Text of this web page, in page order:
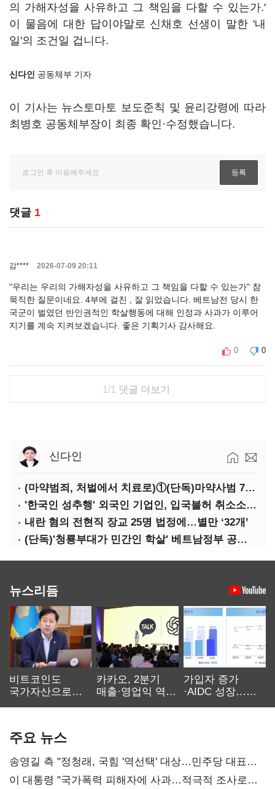
의 가해자성을 사유하고 그 책임을 다할 수 있는가.'
이 물음에 대한 답이야말로 신채호 선생이 말한 '내
일'의 조건일 겁니다.
신다인 공동체부 기자
이 기사는 뉴스토마토 보도준칙 및 윤리강령에 따라
최병호 공동체부장이 최종 확인·수정했습니다.
댓글 1
감**** 2026-07-09 20:11
"우리는 우리의 가해자성을 사유하고 그 책임을 다할 수 있는가" 참
묵직한 질문이네요. 4부에 걸친 , 잘 읽었습니다. 베트남전 당시 한
국군이 벌였던 반인권적인 학살행동에 대해 인정과 사과가 이루어
지기를 계속 지켜보겠습니다. 좋은 기획기사 감사해요.
0 0
1/1 댓글 더보기
신다인
(마약범죄, 처벌에서 치료로)①(단독)마약사범 7400명 시대, 담장 안 '치료 혁명'…광주교도소의 도전
'한국인 성추행' 외국인 기업인, 입국불허 취소소송 '패'
내란 혐의 전현직 장교 25명 법정에…별만 ‘32개’
(단독)'청룡부대가 민간인 학살' 베트남정부 공문 첫 확인
뉴스리듬
비트코인도
국가자산으로…'
카카오, 2분기
매출·영업익 역대
가입자 증가
·AIDC 성장…
주요 뉴스
송영길 측 "정청래, 국힘 '역선택' 대상…민주당 대표로
총선 지휘 못해"
이 대통령 "국가폭력 피해자에 사과…적극적 조사로